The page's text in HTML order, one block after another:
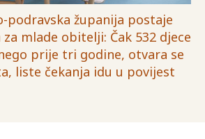
podravska županija postaje
mlade obitelji: Čak 532 djece
prije tri godine, otvara se
liste čekanja idu u povijest